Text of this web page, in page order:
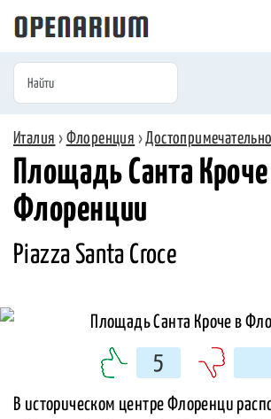
Италия › Флоренция ›
Площадь Санта
Флоренции
Piazza Santa Croce
5
В историческом центре Флоренци